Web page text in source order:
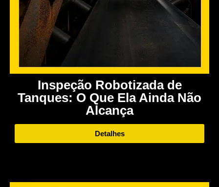
Inspeção Robotizada de
Tanques: O Que Ela Ainda Não
Alcança
Detalhes